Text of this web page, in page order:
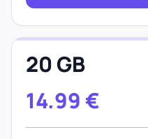
20 GB
14.99 €